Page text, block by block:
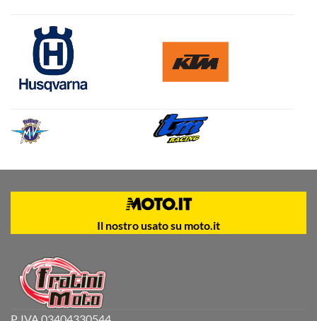
Il nostro usato su moto.it